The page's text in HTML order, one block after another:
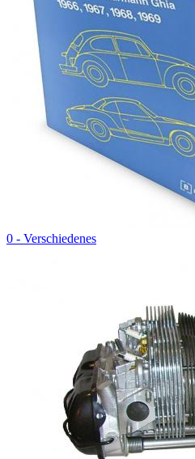
0 - Verschiedenes